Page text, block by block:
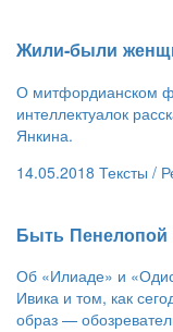
​Жили-были
О митфордианском
интеллектуалок
Янкина.
14.05.2018 Тексты /
Быть Пенелопой
Об «Илиаде» и
Ивика и том, как
образ —